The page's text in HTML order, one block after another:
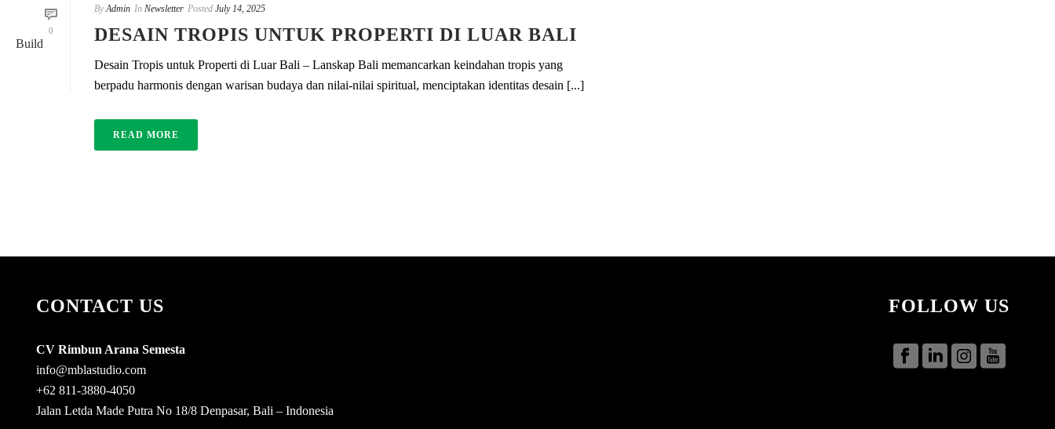
0
By Admin In Newsletter Posted July 14, 2025
DESAIN TROPIS UNTUK PROPERTI DI LUAR BALI
Desain Tropis untuk Properti di Luar Bali – Lanskap Bali memancarkan keindahan tropis yang
berpadu harmonis dengan warisan budaya dan nilai-nilai spiritual, menciptakan identitas desain [...]
READ MORE
CONTACT US
CV Rimbun Arana Semesta
info@mblastudio.com
+62 811-3880-4050
Jalan Letda Made Putra No 18/8 Denpasar, Bali – Indonesia
FOLLOW US